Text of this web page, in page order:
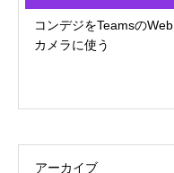
コンデジをTeamsのWeb
カメラに使う
アーカイブ